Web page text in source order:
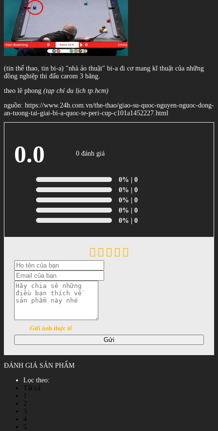
(tin thể thao, tin bi-a) "nhà ảo thuật" bi-a đi cơ mang kĩ thuật của những
đồng nghiệp thi đấu carom 3 băng.
theo lê phong (tạp chí du lịch tp.hcm)
nguồn: https://www.24h.com.vn/the-thao/giao-su-quoc-nguyen-nguoc-dong-
an-tuong-tai-giai-bi-a-quoc-te-peri-cup-c101a1452227.html
0.0 0 đánh giá
0% | 0
0% | 0
0% | 0
0% | 0
0% | 0
Gửi ảnh thực tế
Gửi
ĐÁNH GIÁ SẢN PHẨM
Lọc theo:
Tất cả
1
2
3
4
5